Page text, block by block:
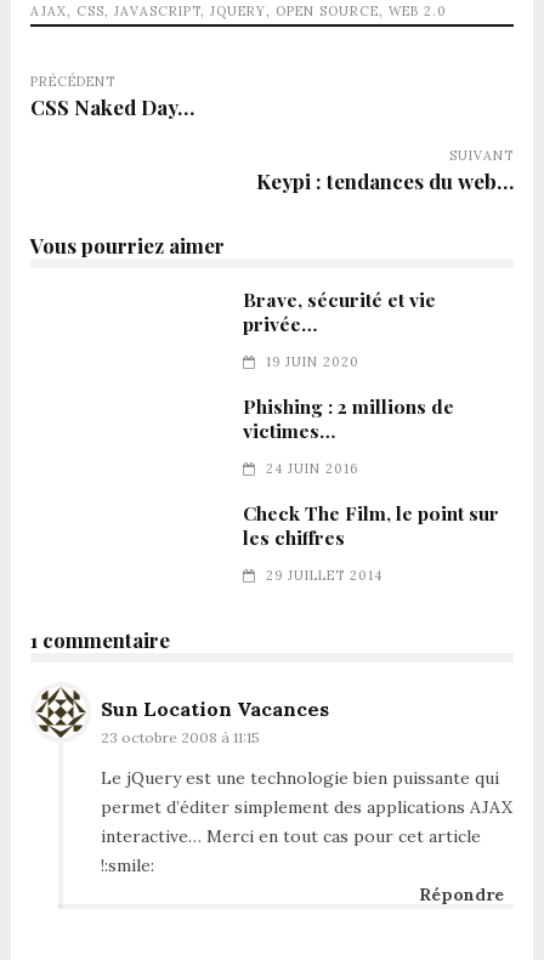
AJAX, CSS, JAVASCRIPT, JQUERY, OPEN SOURCE, WEB 2.0
PRÉCÉDENT
CSS Naked Day…
SUIVANT
Keypi : tendances du web…
Vous pourriez aimer
Brave, sécurité et vie
privée…
19 JUIN 2020
Phishing : 2 millions de
victimes…
24 JUIN 2016
Check The Film, le point sur
les chiffres
29 JUILLET 2014
1 commentaire
Sun Location Vacances
23 octobre 2008 à 11:15
Le jQuery est une technologie bien puissante qui
permet d’éditer simplement des applications AJAX
interactive… Merci en tout cas pour cet article
!:smile:
Répondre